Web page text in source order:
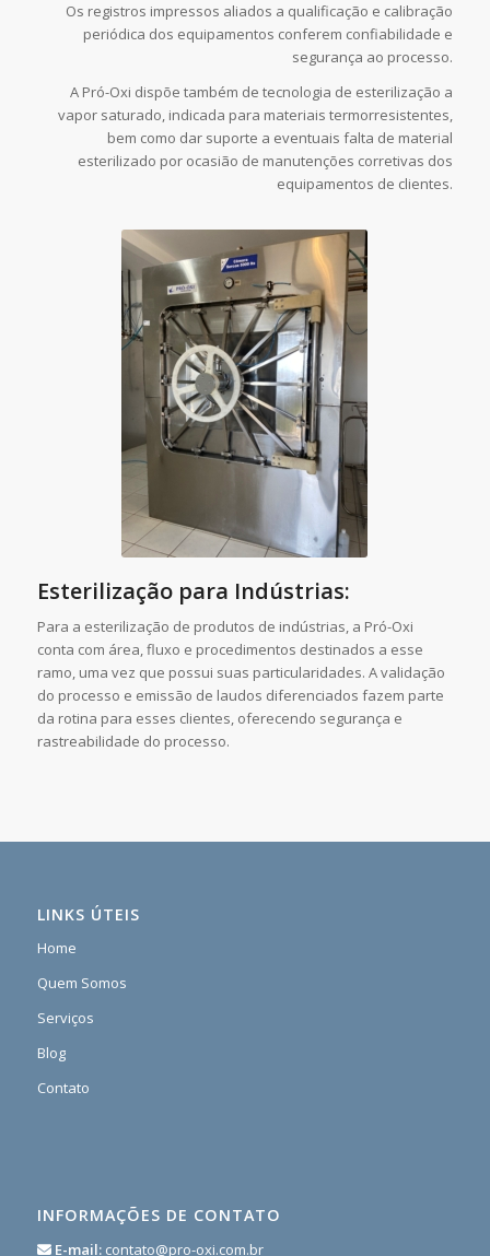
Os registros impressos aliados a qualificação e calibração
periódica dos equipamentos conferem confiabilidade e
segurança ao processo.
A Pró-Oxi dispõe também de tecnologia de esterilização a
vapor saturado, indicada para materiais termorresistentes,
bem como dar suporte a eventuais falta de material
esterilizado por ocasião de manutenções corretivas dos
equipamentos de clientes.
Esterilização para Indústrias:
Para a esterilização de produtos de indústrias, a Pró-Oxi
conta com área, fluxo e procedimentos destinados a esse
ramo, uma vez que possui suas particularidades. A validação
do processo e emissão de laudos diferenciados fazem parte
da rotina para esses clientes, oferecendo segurança e
rastreabilidade do processo.
LINKS ÚTEIS
Home
Quem Somos
Serviços
Blog
Contato
INFORMAÇÕES DE CONTATO
E-mail:contato@pro-oxi.com.br